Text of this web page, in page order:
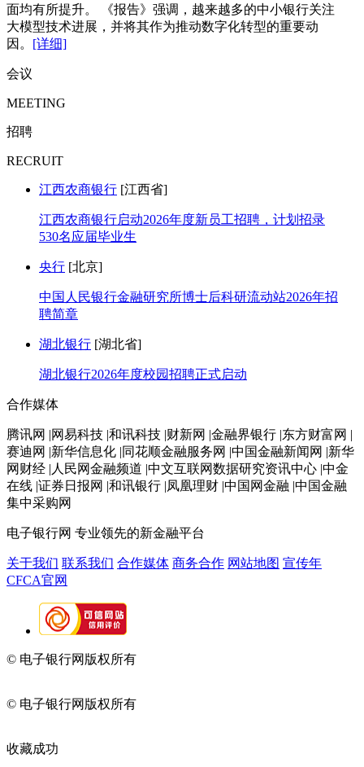
面均有所提升。 《报告》强调，越来越多的中小银行关注
大模型技术进展，并将其作为推动数字化转型的重要动
因。 [详细]
会议
MEETING
招聘
RECRUIT
江西农商银行 [江西省]
江西农商银行启动2026年度新员工招聘，计划招录
530名应届毕业生
央行 [北京]
中国人民银行金融研究所博士后科研流动站2026年招
聘简章
湖北银行 [湖北省]
湖北银行2026年度校园招聘正式启动
合作媒体
腾讯网 |网易科技 |和讯科技 |财新网 |金融界银行 |东方财富网 |
赛迪网 |新华信息化 |同花顺金融服务网 |中国金融新闻网 |新华
网财经 |人民网金融频道 |中文互联网数据研究资讯中心 |中金
在线 |证券日报网 |和讯银行 |凤凰理财 |中国网金融 |中国金融
集中采购网
电子银行网 专业领先的新金融平台
关于我们 联系我们 合作媒体 商务合作 网站地图 宣传年
CFCA官网
© 电子银行网版权所有
© 电子银行网版权所有
收藏成功